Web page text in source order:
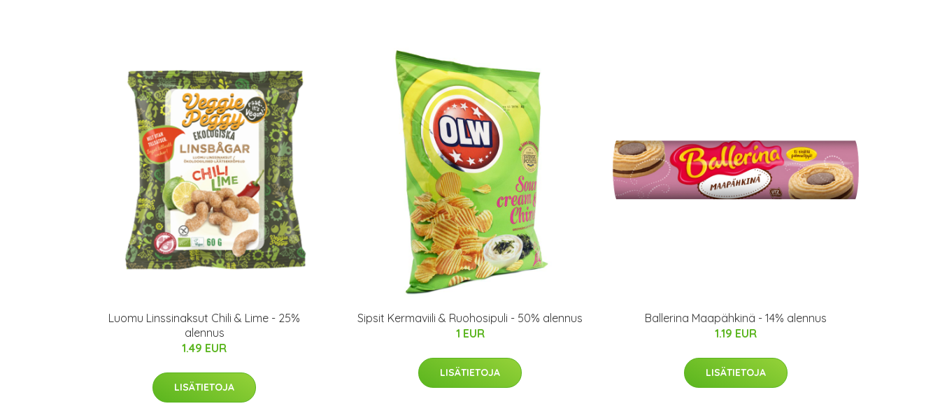
Luomu Linssinaksut Chili & Lime - 25%
alennus
1.49 EUR
LISÄTIETOJA
Sipsit Kermaviili & Ruohosipuli - 50% alennus
1 EUR
LISÄTIETOJA
Ballerina Maapähkinä - 14% alennus
1.19 EUR
LISÄTIETOJA